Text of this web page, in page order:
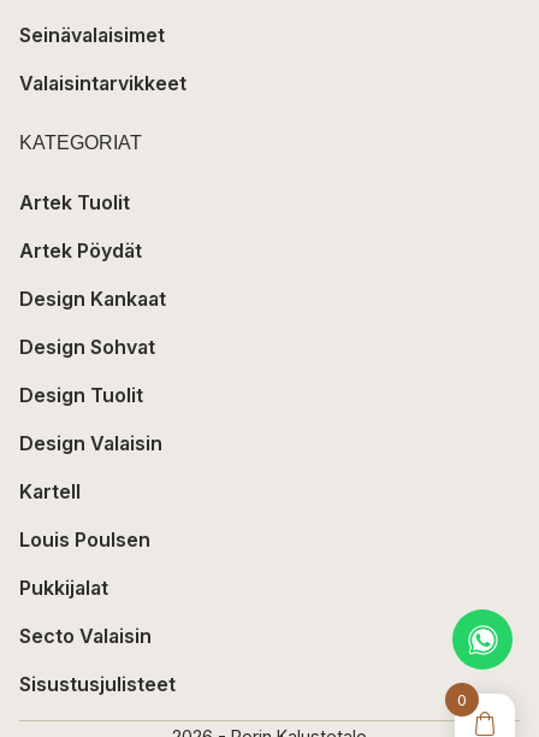
0
Seinävalaisimet
Valaisintarvikkeet
KATEGORIAT
Artek Tuolit
Artek Pöydät
Design Kankaat
Design Sohvat
Design Tuolit
Design Valaisin
Kartell
Louis Poulsen
Pukkijalat
Secto Valaisin
Sisustusjulisteet